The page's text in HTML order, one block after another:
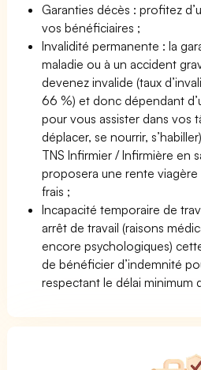
Garanties décès : profitez
vos bénéficiaires ;
Invalidité permanente : la
maladie ou à un accident
devenez invalide (taux
66 %) et donc dépendant
pour vous assister dans vos
déplacer, se nourrir,
TNS Infirmier / Infirmière en
proposera une rente
frais ;
Incapacité temporaire de
arrêt de travail (raisons
encore psychologiques)
de bénéficier d’indemnité
respectant le délai minimum